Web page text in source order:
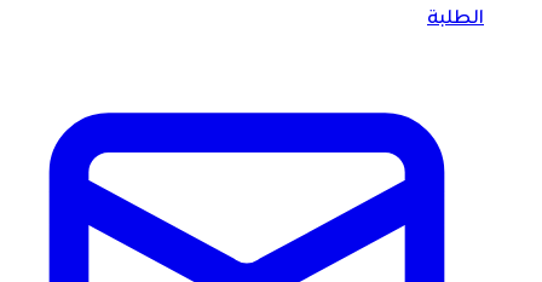
الطلبة